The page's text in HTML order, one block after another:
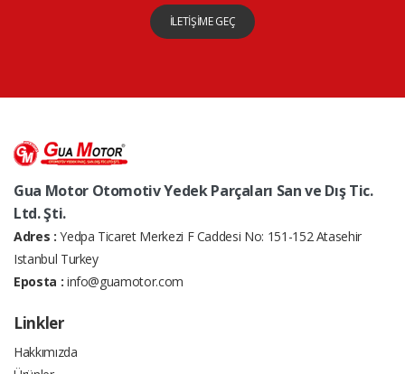
İLETİŞİME GEÇ
Gua Motor Otomotiv Yedek Parçaları San ve Dış Tic.
Ltd. Şti.
Adres : Yedpa Ticaret Merkezi F Caddesi No: 151-152 Atasehir
Istanbul Turkey
Eposta : info@guamotor.com
Linkler
Hakkımızda